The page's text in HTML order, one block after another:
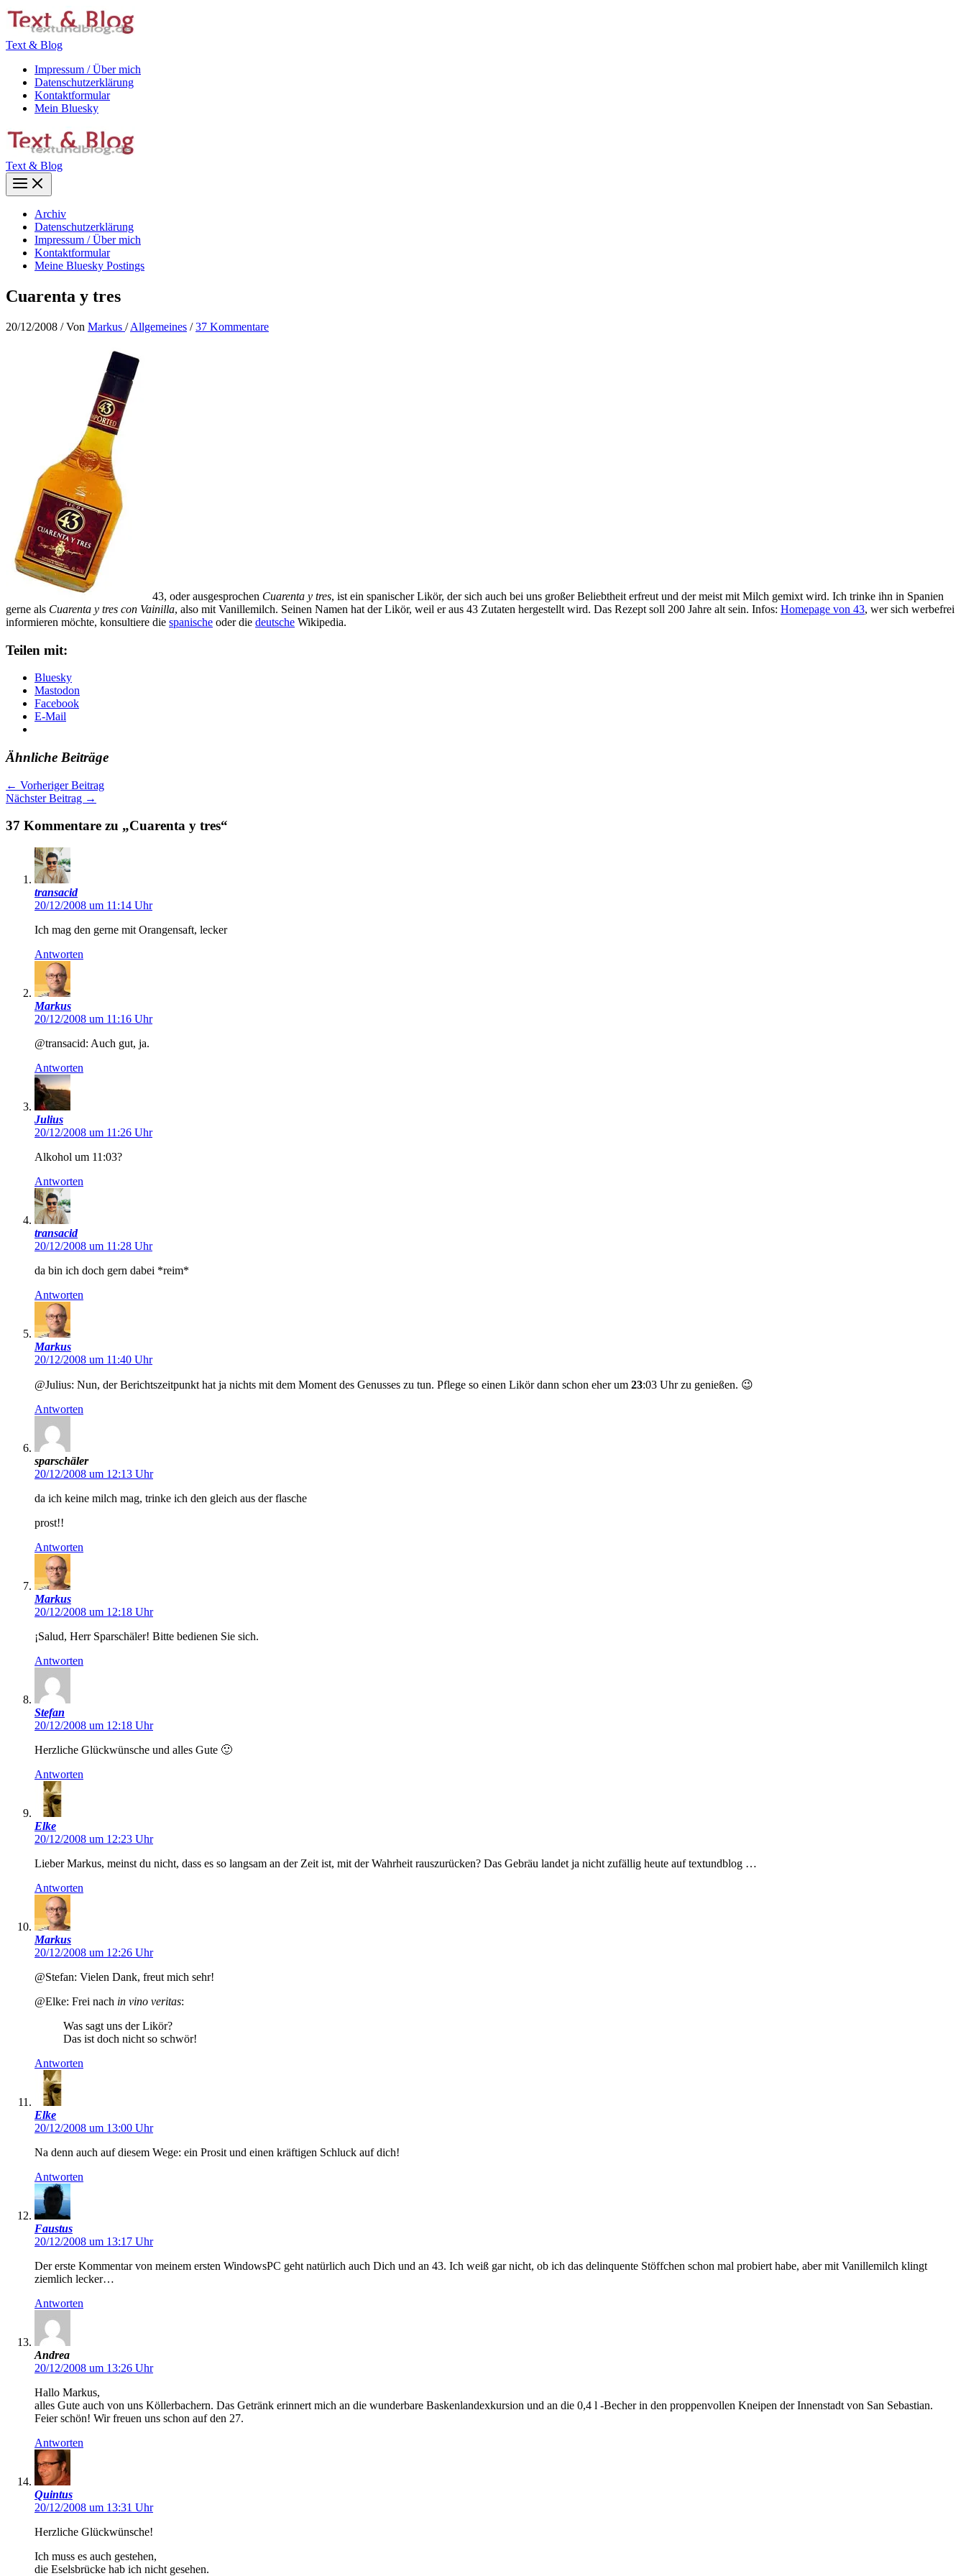
Zum
Inhalt
Text & Blog
Impressum / Über mich
Datenschutzerklärung
Kontaktformular
Mein Bluesky
Text & Blog
Main
Menu
Archiv
Datenschutzerklärung
Impressum / Über mich
Kontaktformular
Meine Bluesky Postings
Cuarenta y tres
20/12/2008 / Von Markus /Allgemeines /37 Kommentare
43, oder ausgesprochen Cuarenta y tres, ist ein spanischer Likör, der sich auch bei uns großer Beliebtheit erfreut und der meist mit Milch gemixt wird. Ich trinke ihn in Spanien
gerne als Cuarenta y tres con Vainilla, also mit Vanillemilch. Seinen Namen hat der Likör, weil er aus 43 Zutaten hergestellt wird. Das Rezept soll 200 Jahre alt sein. Infos: Homepage von 43, wer sich werbefrei
informieren möchte, konsultiere die spanische oder die deutsche Wikipedia.
Teilen mit:
Bluesky
Mastodon
Facebook
E-Mail
Ähnliche Beiträge
← Vorheriger Beitrag
Nächster Beitrag →
37 Kommentare zu „Cuarenta y tres“
transacid
20/12/2008 um 11:14 Uhr
Ich mag den gerne mit Orangensaft, lecker
Antworten
Markus
20/12/2008 um 11:16 Uhr
@transacid: Auch gut, ja.
Antworten
Julius
20/12/2008 um 11:26 Uhr
Alkohol um 11:03?
Antworten
transacid
20/12/2008 um 11:28 Uhr
da bin ich doch gern dabei *reim*
Antworten
Markus
20/12/2008 um 11:40 Uhr
@Julius: Nun, der Berichtszeitpunkt hat ja nichts mit dem Moment des Genusses zu tun. Pflege so einen Likör dann schon eher um 23:03 Uhr zu genießen. 😉
Antworten
sparschäler
20/12/2008 um 12:13 Uhr
da ich keine milch mag, trinke ich den gleich aus der flasche
prost!!
Antworten
Markus
20/12/2008 um 12:18 Uhr
¡Salud, Herr Sparschäler! Bitte bedienen Sie sich.
Antworten
Stefan
20/12/2008 um 12:18 Uhr
Herzliche Glückwünsche und alles Gute 🙂
Antworten
Elke
20/12/2008 um 12:23 Uhr
Lieber Markus, meinst du nicht, dass es so langsam an der Zeit ist, mit der Wahrheit rauszurücken? Das Gebräu landet ja nicht zufällig heute auf textundblog …
Antworten
Markus
20/12/2008 um 12:26 Uhr
@Stefan: Vielen Dank, freut mich sehr!
@Elke: Frei nach in vino veritas:
Was sagt uns der Likör?
Das ist doch nicht so schwör!
Antworten
Elke
20/12/2008 um 13:00 Uhr
Na denn auch auf diesem Wege: ein Prosit und einen kräftigen Schluck auf dich!
Antworten
Faustus
20/12/2008 um 13:17 Uhr
Der erste Kommentar von meinem ersten WindowsPC geht natürlich auch Dich und an 43. Ich weiß gar nicht, ob ich das delinquente Stöffchen schon mal probiert habe, aber mit Vanillemilch klingt
ziemlich lecker…
Antworten
Andrea
20/12/2008 um 13:26 Uhr
Hallo Markus,
alles Gute auch von uns Köllerbachern. Das Getränk erinnert mich an die wunderbare Baskenlandexkursion und an die 0,4 l -Becher in den proppenvollen Kneipen der Innenstadt von San Sebastian.
Feier schön! Wir freuen uns schon auf den 27.
Antworten
Quintus
20/12/2008 um 13:31 Uhr
Herzliche Glückwünsche!
Ich muss es auch gestehen,
die Eselsbrücke hab ich nicht gesehen.